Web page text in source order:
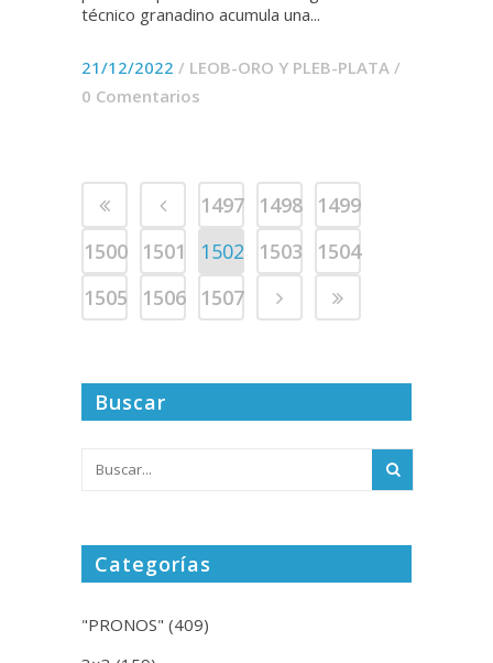
técnico granadino acumula una...
21/12/2022 / LEOB-ORO Y PLEB-PLATA /
0 Comentarios
1497 1498
1499
1500
1501 1502 1503
1504
1505
1506 1507
Buscar
Categorías
"PRONOS" (409)